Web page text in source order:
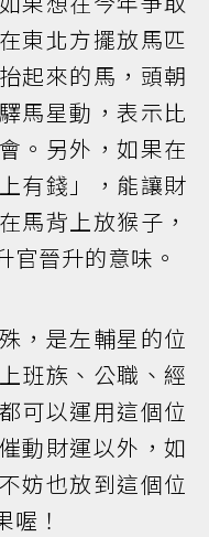
東北方擺放馬匹
起來的馬，頭朝
馬星動，表示比
。另外，如果在
有錢」，能讓財
馬背上放猴子，
官晉升的意味。
，是左輔星的位
班族、公職、經
可以運用這個位
動財運以外，如
妨也放到這個位
！